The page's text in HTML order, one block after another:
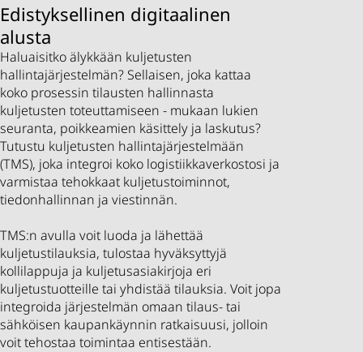
Edistyksellinen digitaalinen
alusta
Haluaisitko älykkään kuljetusten
hallintajärjestelmän? Sellaisen, joka kattaa
koko prosessin tilausten hallinnasta
kuljetusten toteuttamiseen - mukaan lukien
seuranta, poikkeamien käsittely ja laskutus?
Tutustu kuljetusten hallintajärjestelmään
(TMS), joka integroi koko logistiikkaverkostosi ja
varmistaa tehokkaat kuljetustoiminnot,
tiedonhallinnan ja viestinnän.
TMS:n avulla voit luoda ja lähettää
kuljetustilauksia, tulostaa hyväksyttyjä
kollilappuja ja kuljetusasiakirjoja eri
kuljetustuotteille tai yhdistää tilauksia. Voit jopa
integroida järjestelmän omaan tilaus- tai
sähköisen kaupankäynnin ratkaisuusi, jolloin
voit tehostaa toimintaa entisestään.